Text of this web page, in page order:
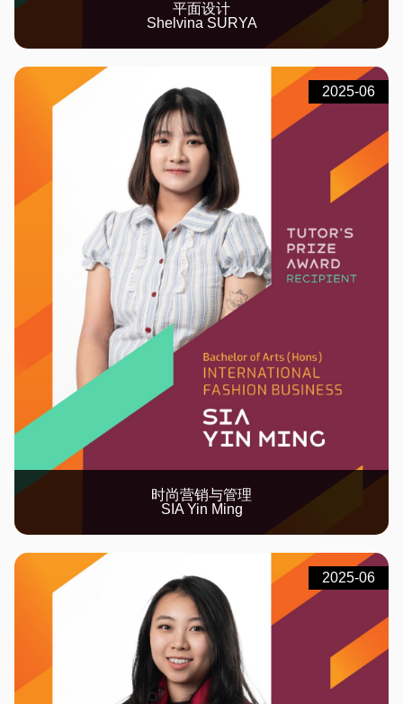
平面设计
Shelvina SURYA
时尚营销与管理
SIA Yin Ming
2025-06
2025-06